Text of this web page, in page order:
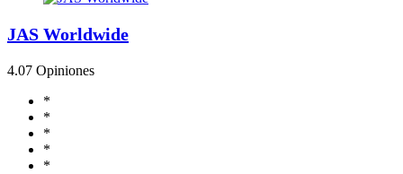
JAS Worldwide
4.07 Opiniones
*
*
*
*
*